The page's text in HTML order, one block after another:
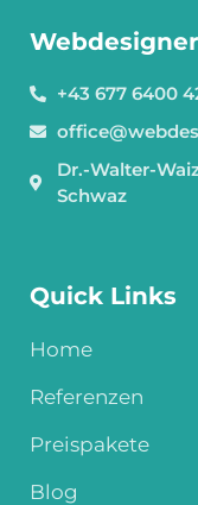
+43 677 6400
Dr.-Walter-
Schwaz
Quick Links
Home
Referenzen
Preispakete
Blog